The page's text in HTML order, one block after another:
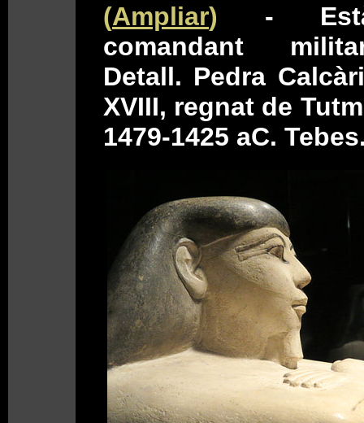
(Ampliar)
-
comandant
Detall. Pedra
XVIII, regnat de
1479-1425 aC.